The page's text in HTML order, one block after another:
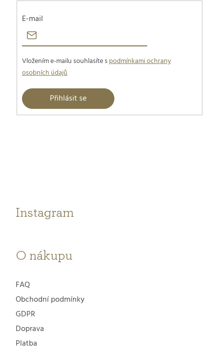
E-mail
Vložením e-mailu souhlasíte spodmínkami ochrany
osobních údajů
Přihlásit se
Instagram
O nákupu
FAQ
Obchodní podmínky
GDPR
Doprava
Platba